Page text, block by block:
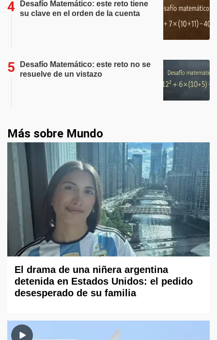
Desafío Matemático: este reto tiene
su clave en el orden de la cuenta
Desafío Matemático: este reto no se
resuelve de un vistazo
Más sobre Mundo
El drama de una niñera argentina
detenida en Estados Unidos: el pedido
desesperado de su familia